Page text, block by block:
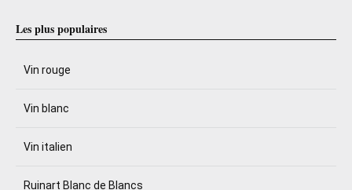
Les plus populaires
Vin rouge
Vin blanc
Vin italien
Ruinart Blanc de Blancs